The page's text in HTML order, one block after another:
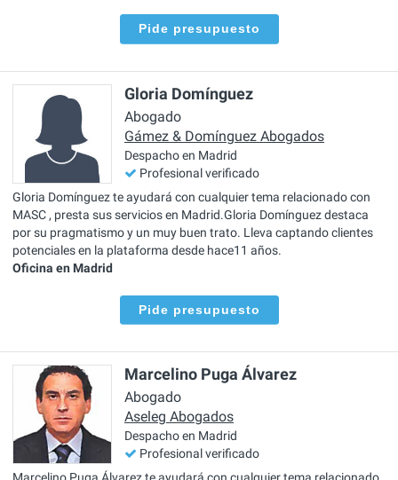
Pide presupuesto
Gloria Domínguez
Abogado
Gámez & Domínguez Abogados
Despacho en Madrid
Profesional verificado
Gloria Domínguez te ayudará con cualquier tema relacionado con
MASC , presta sus servicios en Madrid.Gloria Domínguez destaca
por su pragmatismo y un muy buen trato. Lleva captando clientes
potenciales en la plataforma desde hace11 años.
Oficina en Madrid
Pide presupuesto
Marcelino Puga Álvarez
Abogado
Aseleg Abogados
Despacho en Madrid
Profesional verificado